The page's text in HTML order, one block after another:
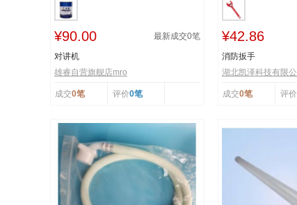
¥90.00 最新成交0笔
对讲机
雄睿自营旗舰店mro
成交0笔 评价0笔
¥42.86
消防扳手
湖北凯泽科技有限公
成交0笔 评价